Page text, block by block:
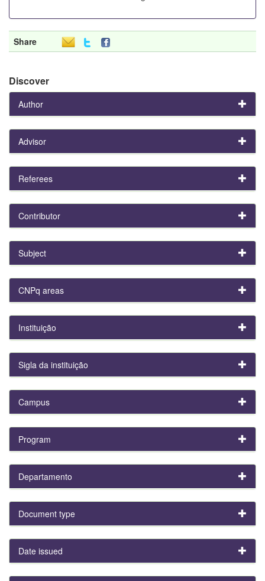
Share
Discover
Author
Advisor
Referees
Contributor
Subject
CNPq areas
Instituição
Sigla da instituição
Campus
Program
Departamento
Document type
Date issued